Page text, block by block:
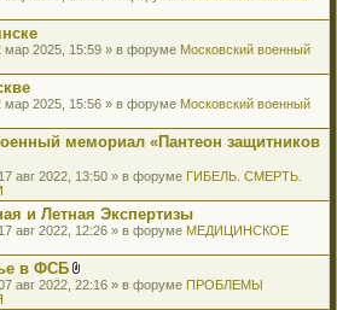
мар 2025, 15:59 » в форуме Московский военный
мар 2025, 15:56 » в форуме Московский военный
мемориал «Пантеон защитников
авг 2022, 13:50 » в форуме ГИБЕЛЬ. СМЕРТЬ.
и Летная Экспертизы
авг 2022, 12:26 » в форуме МЕДИЦИНСКОЕ
в ФСБ
В
авг 2022, 22:16 » в форуме ПРОБЛЕМЫ